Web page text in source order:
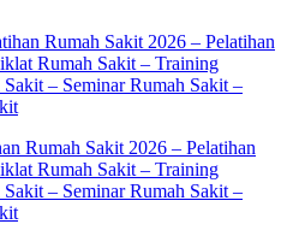
Rumah Sakit 2026 – Pelatihan
Rumah Sakit – Training
– Seminar Rumah Sakit –